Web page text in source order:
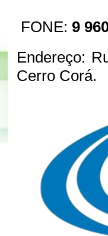
FONE: 9
Endereço:
Cerro Corá.